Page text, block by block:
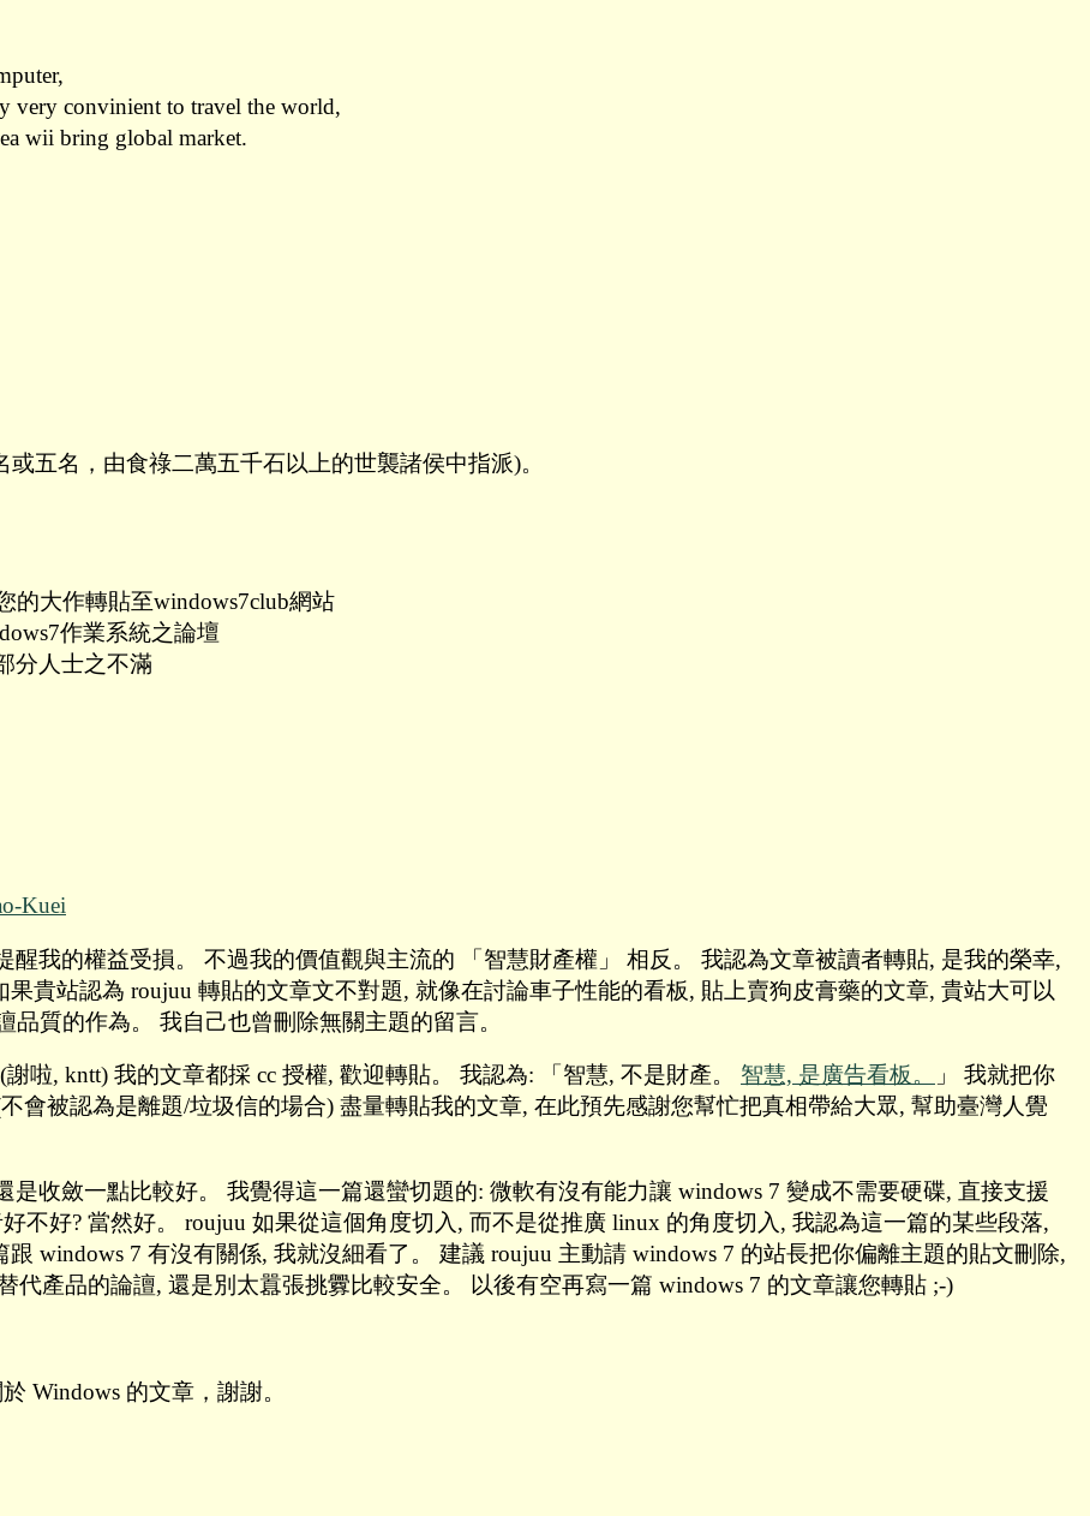
very convinient to travel the world,
wii bring global market.
五名，由食祿二萬五千石以上的世襲諸侯中指派)。
的大作轉貼至windows7club網站
作業系統之論壇
分人士之不滿
Kuei
醒我的權益受損。 不過我的價值觀與主流的 「智慧財產權」 相反。 我認為文章被讀者轉貼, 是我的榮幸,
貴站認為 roujuu 轉貼的文章文不對題, 就像在討論車子性能的看板, 貼上賣狗皮膏藥的文章, 貴站大可以
質的作為。 我自己也曾刪除無關主題的留言。
啦, kntt) 我的文章都採 cc 授權, 歡迎轉貼。 我認為: 「智慧, 不是財產。 智慧, 是廣告看板。
」 我就把你
會被認為是離題/垃圾信的場合) 盡量轉貼我的文章, 在此預先感謝您幫忙把真相帶給大眾, 幫助臺灣人覺
是收斂一點比較好。 我覺得這一篇還蠻切題的: 微軟有沒有能力讓 windows 7 變成不需要硬碟, 直接支援
不好? 當然好。 roujuu 如果從這個角度切入, 而不是從推廣 linux 的角度切入, 我認為這一篇的某些段落,
windows 7 有沒有關係, 我就沒細看了。 建議 roujuu 主動請 windows 7 的站長把你偏離主題的貼文刪除,
代產品的論譠, 還是別太囂張挑釁比較安全。 以後有空再寫一篇 windows 7 的文章讓您轉貼 ;-)
Windows 的文章，謝謝。